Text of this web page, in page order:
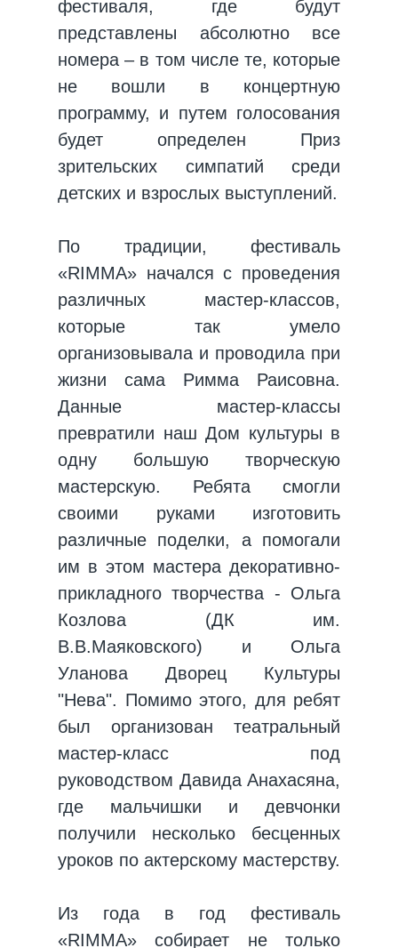
фестиваля, где будут
представлены абсолютно все
номера – в том числе те, которые
не вошли в концертную
программу, и путем голосования
будет определен Приз
зрительских симпатий среди
детских и взрослых выступлений.
По традиции, фестиваль
«RIMMA» начался с проведения
различных мастер-классов,
которые так умело
организовывала и проводила при
жизни сама Римма Раисовна.
Данные мастер-классы
превратили наш Дом культуры в
одну большую творческую
мастерскую. Ребята смогли
своими руками изготовить
различные поделки, а помогали
им в этом мастера декоративно-
прикладного творчества - Ольга
Козлова (ДК им.
В.В.Маяковского) и Ольга
Уланова Дворец Культуры
"Нева". Помимо этого, для ребят
был организован театральный
мастер-класс под
руководством Давида Анахасяна,
где мальчишки и девчонки
получили несколько бесценных
уроков по актерскому мастерству.
Из года в год фестиваль
«RIMMA» собирает не только